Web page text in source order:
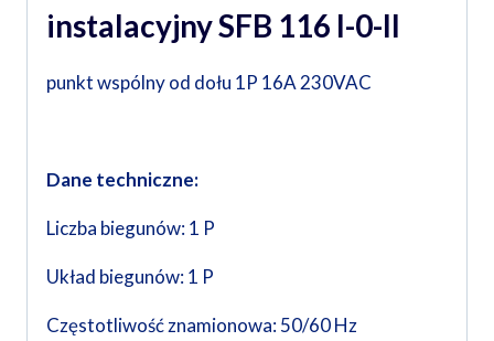
instalacyjny SFB 116 I-0-II
punkt wspólny od dołu 1P 16A 230VAC
Dane techniczne:
Liczba biegunów: 1 P
Układ biegunów: 1 P
Częstotliwość znamionowa: 50/60 Hz